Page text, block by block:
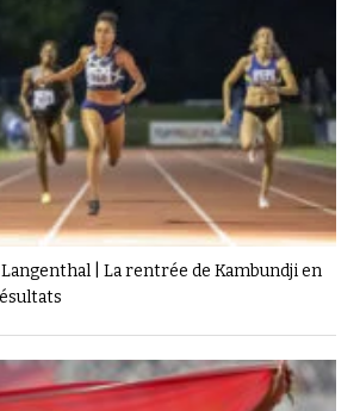
| La rentrée de Kambundji en